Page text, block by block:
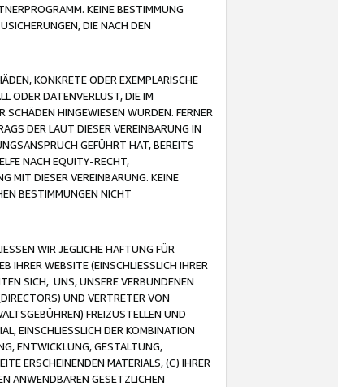
KEINE BESTIMMUNG
DIE NACH DEN
KONKRETE ODER EXEMPLARISCHE
ODER DATENVERLUST, DIE IM
HINGEWIESEN WURDEN. FERNER
DER LAUT DIESER VEREINBARUNG IN
GEFÜHRT HAT, BEREITS
NACH EQUITY-RECHT,
MIT DIESER VEREINBARUNG. KEINE
BESTIMMUNGEN NICHT
WIR JEGLICHE HAFTUNG FÜR
IHRER WEBSITE (EINSCHLIESSLICH IHRER
SICH, UNS, UNSERE VERBUNDENEN
UND VERTRETER VON
FREIZUSTELLEN UND
EINSCHLIESSLICH DER KOMBINATION
ENTWICKLUNG, GESTALTUNG,
ERSCHEINENDEN MATERIALS, (C) IHRER
ANWENDBAREN GESETZLICHEN